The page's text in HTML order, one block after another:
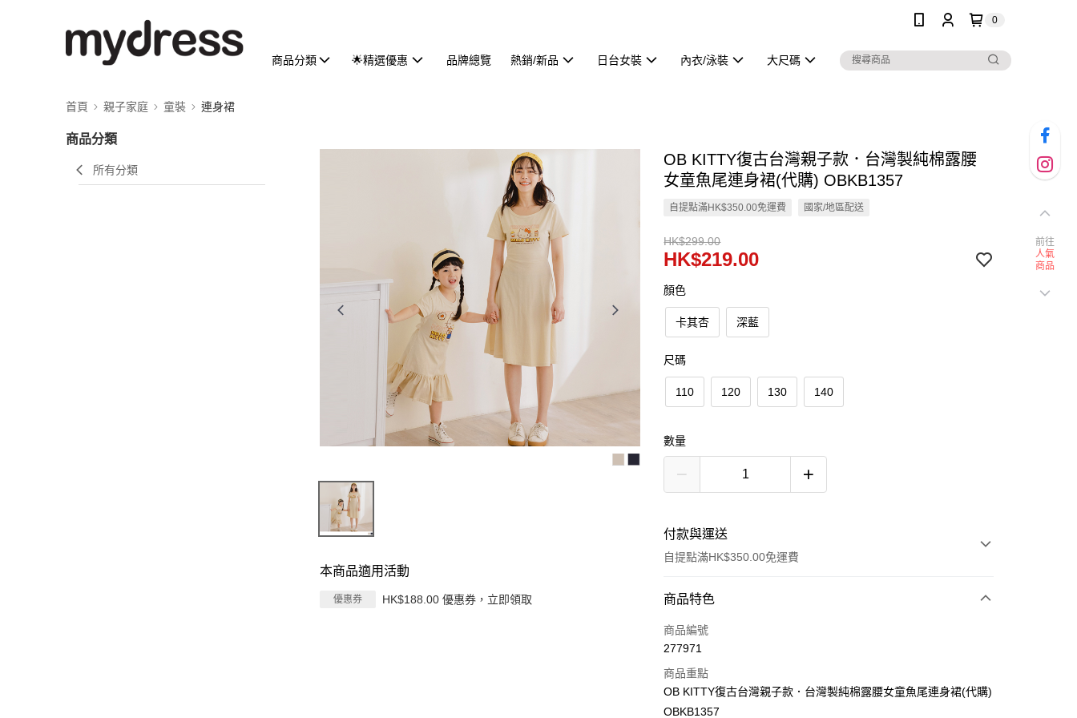
0
商品分類 🌟精選優惠 品牌總覽 熱銷/新品 日台女裝 內衣/泳裝 大尺碼
首頁 親子家庭 童裝 連身裙
商品分類
所有分類
本商品適用活動
優惠券 HK$188.00 優惠券，立即領取
OB KITTY復古台灣親子款．台灣製純棉露腰
女童魚尾連身裙(代購) OBKB1357
自提點滿HK$350.00免運費 國家/地區配送
HK$299.00
HK$219.00
顏色
卡其杏 深藍
尺碼
110 120 130 140
數量
付款與運送
自提點滿HK$350.00免運費
付款方式
信用卡
AlipayHK
商品特色
商品編號
277971
商品重點
OB KITTY復古台灣親子款．台灣製純棉露腰女童魚尾連身裙(代購)
OBKB1357
前往
人氣
商品